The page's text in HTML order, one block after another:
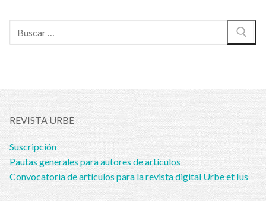
REVISTA URBE
Suscripción
Pautas generales para autores de artículos
Convocatoria de artículos para la revista digital Urbe et Ius